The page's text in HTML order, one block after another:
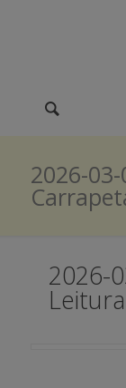
2026-
2026-